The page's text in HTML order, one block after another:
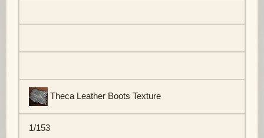
Theca Leather Boots Texture
1/153